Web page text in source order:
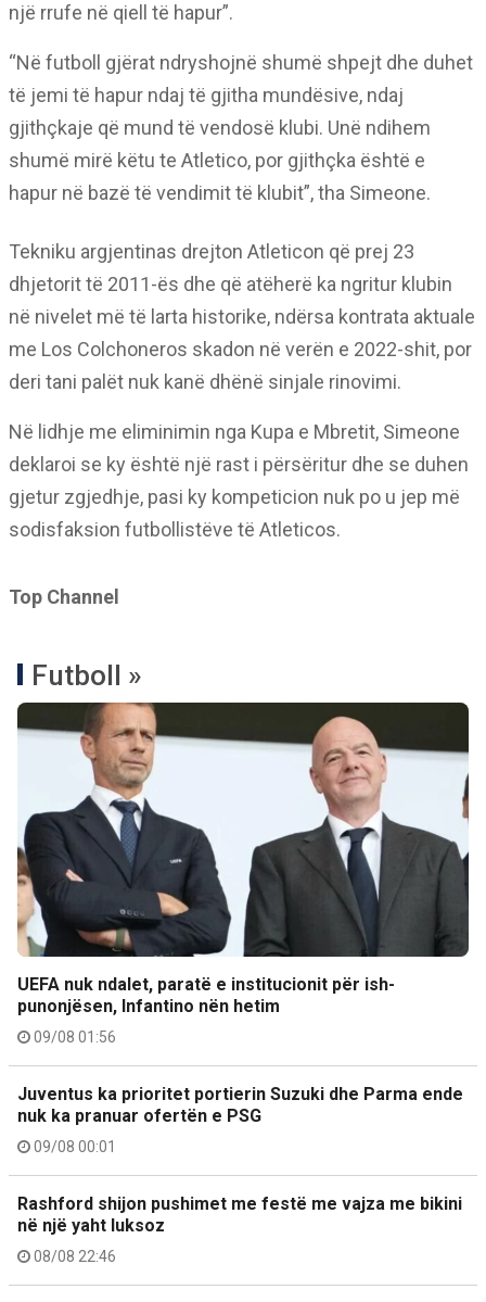
një rrufe në qiell të hapur”.
“Në futboll gjërat ndryshojnë shumë shpejt dhe duhet
të jemi të hapur ndaj të gjitha mundësive, ndaj
gjithçkaje që mund të vendosë klubi. Unë ndihem
shumë mirë këtu te Atletico, por gjithçka është e
hapur në bazë të vendimit të klubit”, tha Simeone.
Tekniku argjentinas drejton Atleticon që prej 23
dhjetorit të 2011-ës dhe që atëherë ka ngritur klubin
në nivelet më të larta historike, ndërsa kontrata aktuale
me Los Colchoneros skadon në verën e 2022-shit, por
deri tani palët nuk kanë dhënë sinjale rinovimi.
Në lidhje me eliminimin nga Kupa e Mbretit, Simeone
deklaroi se ky është një rast i përsëritur dhe se duhen
gjetur zgjedhje, pasi ky kompeticion nuk po u jep më
sodisfaksion futbollistëve të Atleticos.
Top Channel
Futboll »
UEFA nuk ndalet, paratë e institucionit për ish-
punonjësen, Infantino nën hetim
09/08 01:56
Juventus ka prioritet portierin Suzuki dhe Parma ende
nuk ka pranuar ofertën e PSG
09/08 00:01
Rashford shijon pushimet me festë me vajza me bikini
në një yaht luksoz
08/08 22:46